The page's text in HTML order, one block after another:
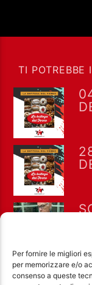
Per fornire le migliori
per memorizzare e/o
consenso a queste
TI POTREBBE